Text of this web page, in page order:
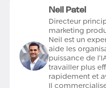
Neil Patel
Directeur
marketing
Neil est un
aide les
puissance de
travailler plus
rapidement et
Il